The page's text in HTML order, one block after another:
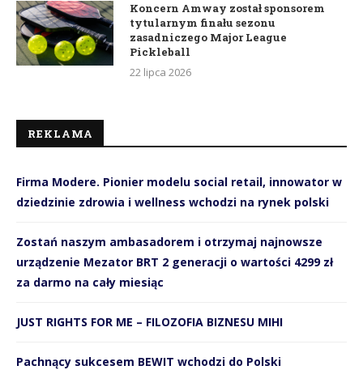
Koncern Amway został sponsorem
tytularnym finału sezonu
zasadniczego Major League
Pickleball
22 lipca 2026
REKLAMA
Firma Modere. Pionier modelu social retail, innowator w
dziedzinie zdrowia i wellness wchodzi na rynek polski
Zostań naszym ambasadorem i otrzymaj najnowsze
urządzenie Mezator BRT 2 generacji o wartości 4299 zł
za darmo na cały miesiąc
JUST RIGHTS FOR ME – FILOZOFIA BIZNESU MIHI
Pachnący sukcesem BEWIT wchodzi do Polski